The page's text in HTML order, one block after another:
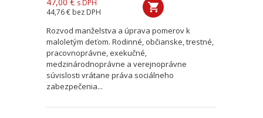
s DPH
44,76 € bez DPH
Rozvod manželstva a úprava pomerov k
maloletým deťom. Rodinné, občianske, trestné,
pracovnoprávne, exekučné,
medzinárodnoprávne a verejnoprávne
súvislosti vrátane práva sociálneho
zabezpečenia...